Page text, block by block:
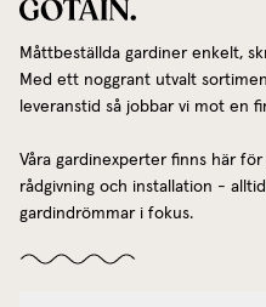
Måttbeställda gardiner enkelt,
Med ett noggrant utvalt
leveranstid så jobbar vi mot en
Våra gardinexperter finns här
rådgivning och installation -
gardindrömmar i fokus.